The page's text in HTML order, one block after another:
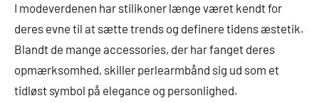
I modeverdenen har stilikoner længe været kendt for
deres evne til at sætte trends og definere tidens æstetik.
Blandt de mange accessories, der har fanget deres
opmærksomhed, skiller perlearmbånd sig ud som et
tidløst symbol på elegance og personlighed.